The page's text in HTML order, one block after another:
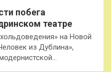
побега
театре
на Новой
из Дублина»,